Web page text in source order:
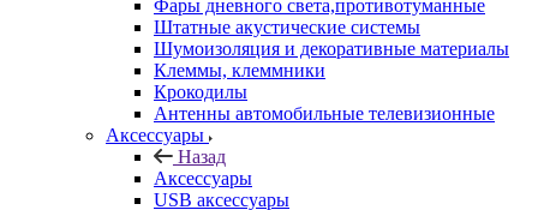
Фары дневного света,противотуманные
Штатные акустические системы
Шумоизоляция и декоративные материалы
Клеммы, клеммники
Крокодилы
Антенны автомобильные телевизионные
Аксессуары
Назад
Аксессуары
USB аксессуары